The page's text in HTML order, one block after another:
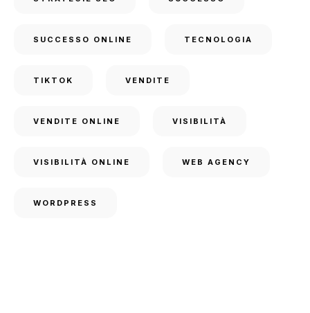
SUCCESSO ONLINE TECNOLOGIA
TIKTOK VENDITE
VENDITE ONLINE VISIBILITÀ
VISIBILITÀ ONLINE WEB AGENCY
WORDPRESS